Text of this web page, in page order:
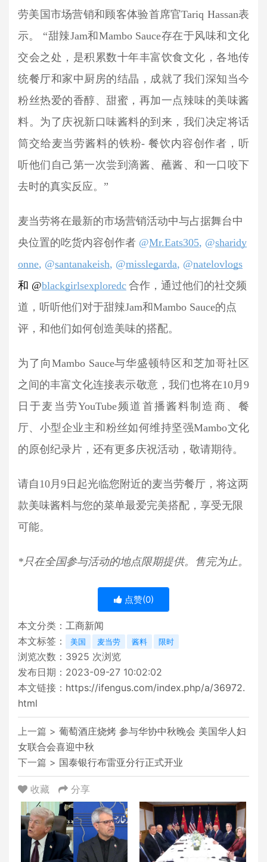
劳美国市场营销和顾客体验首席官Tariq Hassan表
示。 “甜辣Jam和Mambo Sauce存在于风味和文化
交会之处，是积累数十年丰富饮食文化，各地传
统餐厅和家中厨房的结晶，成就了我们深知当今
粉丝热爱的香醇、甜蜜，再加一点辣味的美味酱
料。为了庆祝新口味酱料的到来，我们决定将话
筒交给麦当劳酱料的铁粉- 餐饮内容创作者，听
听他们自己第一次尝到滴酱、蘸酱、和一口咬下
去时的真实反应。”
麦当劳将在最新的市场营销活动中与占据舞台中
央位置的吃货内容创作者 @Mr.Eats305, @sharidy
onne, @santanakeish, @misslegarda, @natelovlogs
和 @blackgirlsexploredc 合作，通过他们的社交频
道，听听他们对于甜辣Jam和Mambo Sauce的点
评，和他们如何创造美味的搭配。
为了向Mambo Sauce与华盛顿特区和芝加哥社区
之间的丰富文化连接表示敬意，我们也将在10月9
日于麦当劳YouTube频道首播酱料制造商、餐
厅、小型企业主和粉丝如何维持坚强Mambo文化
的原创纪录片，还有更多庆祝活动，敬请期待。
请自10月9日起光临您附近的麦当劳餐厅，将这两
款美味酱料与您的菜单最爱完美搭配，享受无限
可能。
*只在全国参与活动的地点限期提供。售完为止。
点赞(0)
本文分类： 工商新闻
本文标签：
美国 麦当劳 酱料 限时
浏览次数： 3925 次浏览
发布日期：2023-09-27 10:02:02
本文链接： https://ifengus.com/index.php/a/36972.
html
上一篇 > 葡萄酒庄烧烤 参与华协中秋晚会 美国华人妇
女联合会喜迎中秋
下一篇 > 国泰银行布雷亚分行正式开业
收藏 分享